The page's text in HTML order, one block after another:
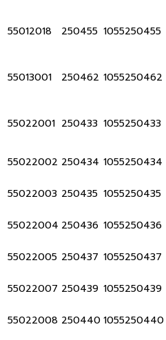
55012018 250455 1055250455
55013001 250462 1055250462
55022001 250433 1055250433
55022002 250434 1055250434
55022003 250435 1055250435
55022004 250436 1055250436
55022005 250437 1055250437
55022007 250439 1055250439
55022008 250440 1055250440